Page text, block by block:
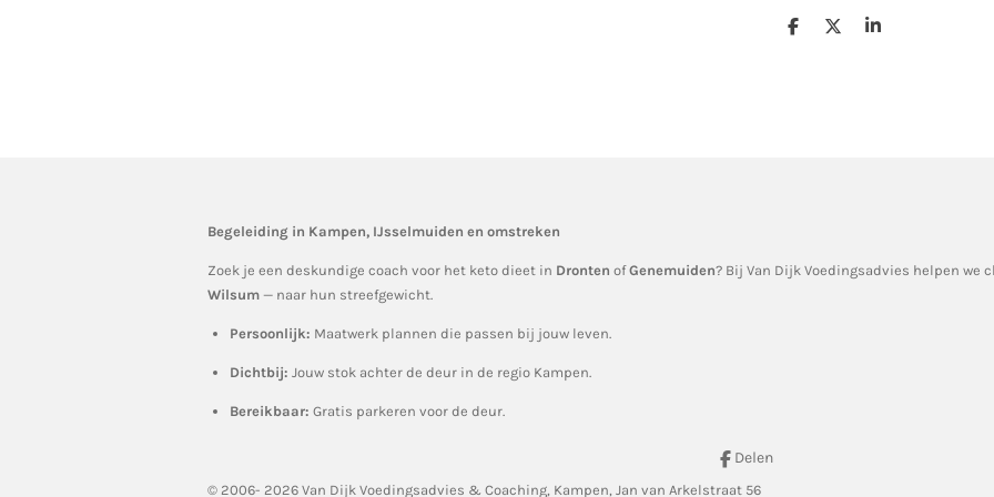
D
D
S
Begeleiding in Kampen, IJsselmuiden en omstreken
Zoek je een deskundige coach voor het keto dieet in Dronten ofGenemuiden? Bij Van Dijk Voedingsadvies helpen we
Wilsum — naar hun streefgewicht.
Persoonlijk: Maatwerk plannen die passen bij jouw leven.
Dichtbij: Jouw stok achter de deur in de regio Kampen.
Bereikbaar: Gratis parkeren voor de deur.
Delen
© 2006- 2026 Van Dijk Voedingsadvies & Coaching, Kampen, Jan van Arkelstraat 56